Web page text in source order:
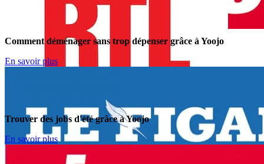
Comment déménager sans trop dépenser grâce à Yoojo
En savoir plus
Trouver des jobs d'été grâce à Yoojo
En savoir plus